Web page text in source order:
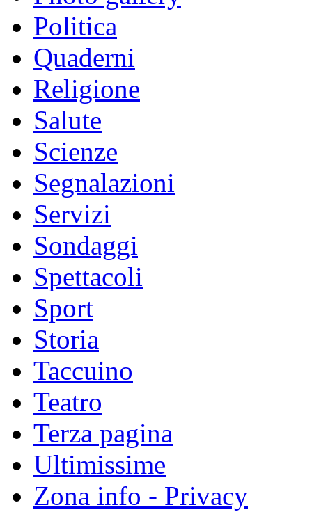
Politica
Quaderni
Religione
Salute
Scienze
Segnalazioni
Servizi
Sondaggi
Spettacoli
Sport
Storia
Taccuino
Teatro
Terza pagina
Ultimissime
Zona info - Privacy